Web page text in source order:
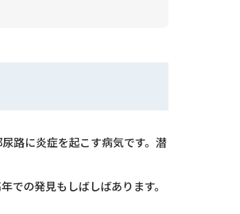
路に炎症を起こす病気です。潜
の発見もしばしばあります。